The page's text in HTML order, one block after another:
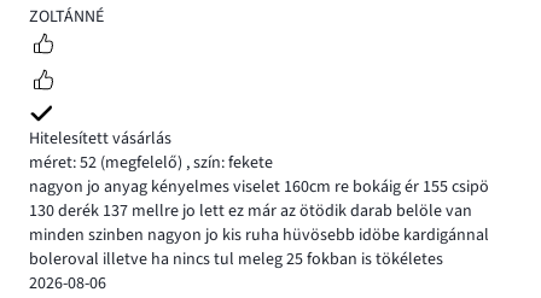
5
ZOLTÁNNÉ
Hitelesített vásárlás
méret: 52 (megfelelő) ,szín: fekete
nagyon jo anyag kényelmes viselet 160cm re bokáig ér 155 csipö
130 derék 137 mellre jo lett ez már az ötödik darab belöle van
minden szinben nagyon jo kis ruha hüvösebb idöbe kardigánnal
boleroval illetve ha nincs tul meleg 25 fokban is tökéletes
2026-08-06